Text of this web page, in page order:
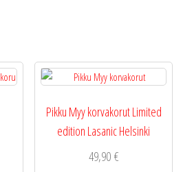
Pikku Myy korvakorut Limited
edition Lasanic Helsinki
49,90 €